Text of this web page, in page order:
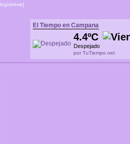
]
El Tiempo en Campana
4.4ºC
Despejado
por TuTiempo.net